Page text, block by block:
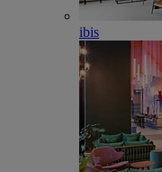
ibis